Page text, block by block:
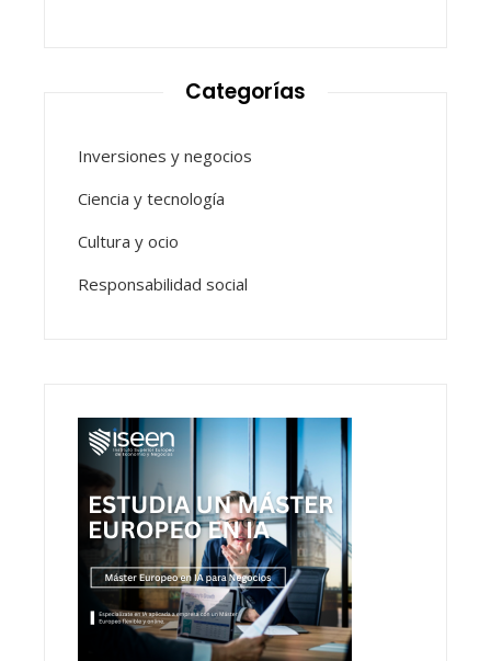
Categorías
Inversiones y negocios
Ciencia y tecnología
Cultura y ocio
Responsabilidad social